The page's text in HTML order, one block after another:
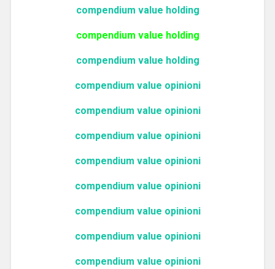
compendium value holding
compendium value holding
compendium value holding
compendium value opinioni
compendium value opinioni
compendium value opinioni
compendium value opinioni
compendium value opinioni
compendium value opinioni
compendium value opinioni
compendium value opinioni